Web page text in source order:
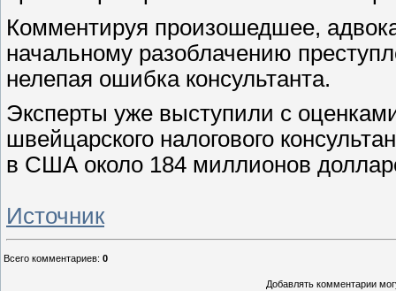
Комментируя произошедшее,
начальному разоблачению
нелепая ошибка консультанта.
Эксперты уже выступили с
швейцарского налогового
в США около 184 миллионов
Источник
Всего комментариев: 0
Добавлять комментарии